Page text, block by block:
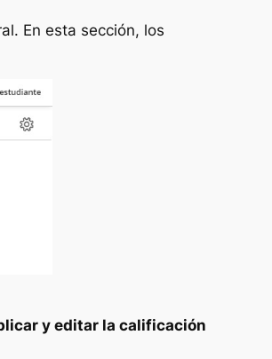
. En esta sección, los
y editar la calificación